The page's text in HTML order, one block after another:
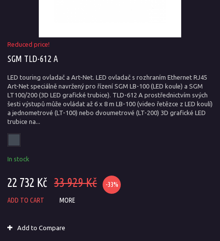
Reduced price!
SGM TLD-612 A
LED touring ovladač a Art-Net. LED ovladač s rozhraním Ethernet RJ45
Art-Net speciálně navržený pro řízení SGM LB-100 (LED koule) a SGM
LT100/200 (3D LED grafické trubice). TLD-612 A prostřednictvím svých
šesti výstupů může ovládat až 6 x 8 m LB-100 (video řetězce z LED koulí)
a jednometrové (LT-100) nebo dvoumetrové (LT-200) 3D grafické LED
trubice na...
In stock
22 732 Kč 33 929 Kč -33%
ADD TO CART MORE
Add to Compare